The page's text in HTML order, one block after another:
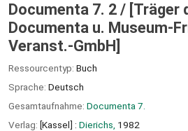
Documenta 7. 2 / [Träger
Documenta u. Museum-
Veranst.-GmbH]
Ressourcentyp: Buch
Sprache: Deutsch
Gesamtaufnahme: Documenta 7.
Verlag: [Kassel] : Dierichs, 1982